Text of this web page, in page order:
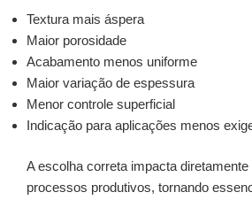
Textura mais áspera
Maior porosidade
Acabamento menos uniforme
Maior variação de espessura
Menor controle superficial
Indicação para aplicações menos
A escolha correta impacta diretamente
processos produtivos, tornando